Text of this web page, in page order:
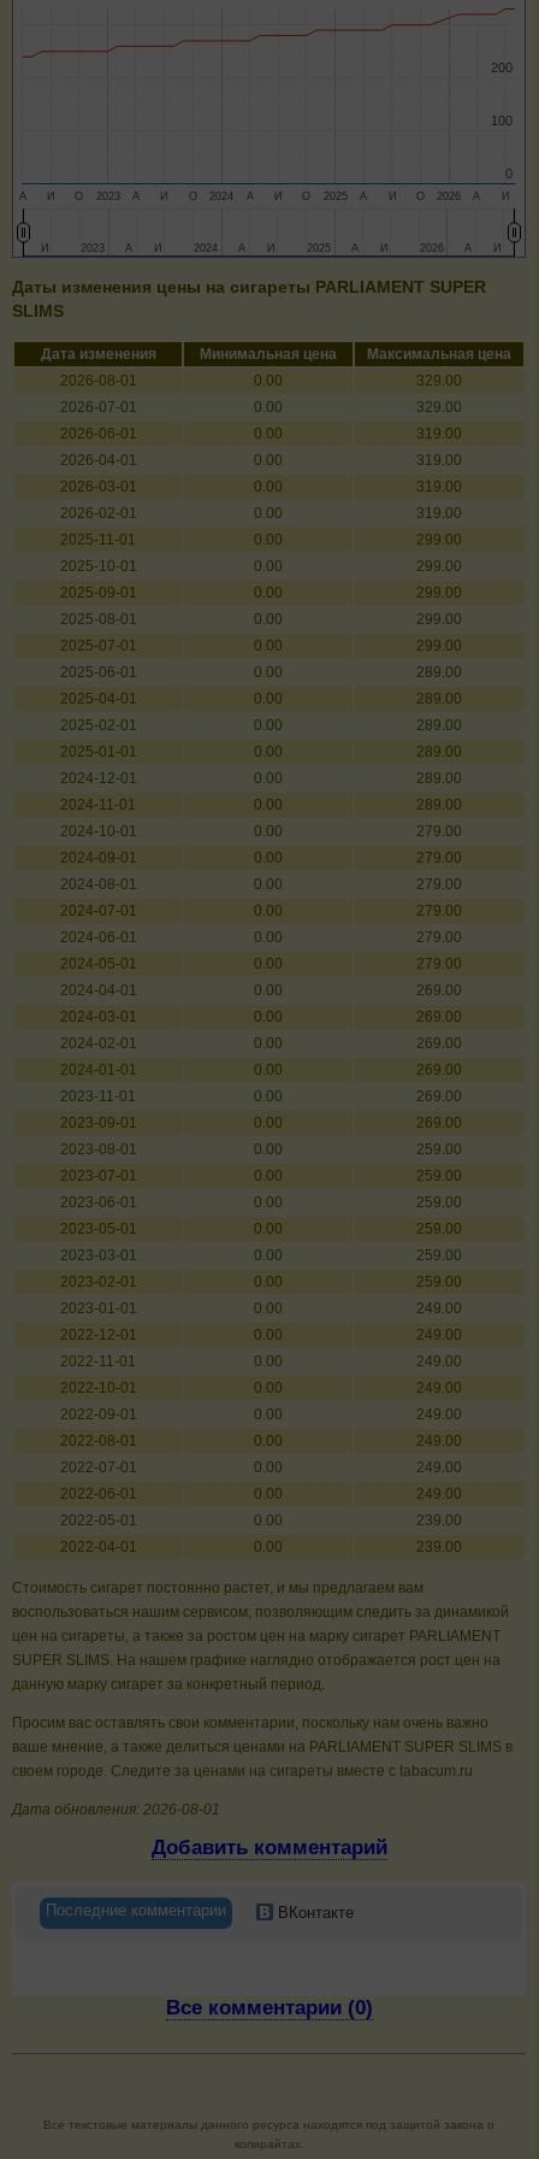
2023 2024 2025 2026
А И О А И О А И О А И О А И
0
0
100
100
200
200
2023
2023 2024
2024 2025
2025 2026
2026
ИИ А
А ИИ А
А ИИ А
А ИИ А
А ИИ
Даты изменения цены на сигареты PARLIAMENT SUPER
SLIMS
Дата изменения Минимальная цена
Максимальная цена
2026-08-01
0.00
329.00
2026-07-01
0.00
329.00
2026-06-01
0.00
319.00
2026-04-01
0.00
319.00
2026-03-01
0.00
319.00
2026-02-01
0.00
319.00
2025-11-01
0.00
299.00
2025-10-01
0.00
299.00
2025-09-01
0.00
299.00
2025-08-01
0.00
299.00
2025-07-01
0.00
299.00
2025-06-01
0.00
289.00
2025-04-01
0.00
289.00
2025-02-01
0.00
289.00
2025-01-01
0.00
289.00
2024-12-01
0.00
289.00
2024-11-01
0.00
289.00
2024-10-01
0.00
279.00
2024-09-01
0.00
279.00
2024-08-01
0.00
279.00
2024-07-01
0.00
279.00
2024-06-01
0.00
279.00
2024-05-01
0.00
279.00
2024-04-01
0.00
269.00
2024-03-01
0.00
269.00
2024-02-01
0.00
269.00
2024-01-01
0.00
269.00
2023-11-01
0.00
269.00
2023-09-01
0.00
269.00
2023-08-01
0.00
259.00
2023-07-01
0.00
259.00
2023-06-01
0.00
259.00
2023-05-01
0.00
259.00
2023-03-01
0.00
259.00
2023-02-01
0.00
259.00
2023-01-01
0.00
249.00
2022-12-01
0.00
249.00
2022-11-01
0.00
249.00
2022-10-01
0.00
249.00
2022-09-01
0.00
249.00
2022-08-01
0.00
249.00
2022-07-01
0.00
249.00
2022-06-01
0.00
249.00
2022-05-01
0.00
239.00
2022-04-01
0.00 239.00
Стоимость сигарет постоянно растет, и мы предлагаем вам
воспользоваться нашим сервисом, позволяющим следить за динамикой
цен на сигареты, а также за ростом цен на марку сигарет PARLIAMENT
SUPER SLIMS. На нашем графике наглядно отображается рост цен на
данную марку сигарет за конкретный период.
Просим вас оставлять свои комментарии, поскольку нам очень важно
ваше мнение, а также делиться ценами на PARLIAMENT SUPER SLIMS в
своем городе. Следите за ценами на сигареты вместе с tabacum.ru
Дата обновления: 2026-08-01
Добавить комментарий
Последние комментарии ВКонтакте
Все комментарии (0)
Все текстовые материалы данного ресурса находятся под защитой закона о
копирайтах.